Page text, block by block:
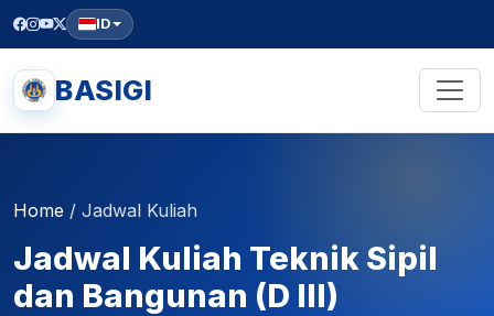
ID
BASIGI
Home / Jadwal Kuliah
Jadwal Kuliah Teknik Sipil
dan Bangunan (D III)